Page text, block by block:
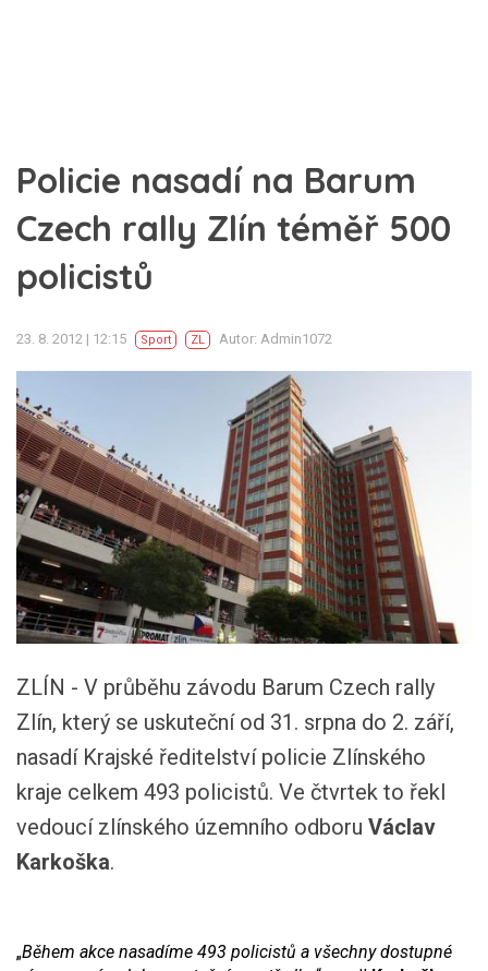
Policie nasadí na Barum
Czech rally Zlín téměř 500
policistů
23. 8. 2012 | 12:15 Sport ZL Autor: Admin1072
ZLÍN - V průběhu závodu Barum Czech rally
Zlín, který se uskuteční od 31. srpna do 2. září,
nasadí Krajské ředitelství policie Zlínského
kraje celkem 493 policistů. Ve čtvrtek to řekl
vedoucí zlínského územního odboru Václav
Karkoška.
„Během akce nasadíme 493 policistů a všechny dostupné